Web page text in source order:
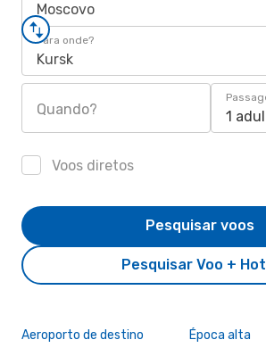
Moscovo
Para onde?
Kursk
Quando? 1
Voos diretos
Pesquisar Voo +
Pesquisar voos
Aeroporto de destino Época alta